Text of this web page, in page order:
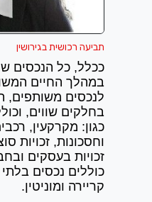
תביעה רכושית בגירושין
ככלל, כל הנכסים
במהלך החיים
לנכסים משותפים,
בחלקים שווים,
כגון: מקרקעין,
וחסכונות, זכויות
זכויות בעסקים
כוללים נכסים בלתי
קריירה ומוניטין.